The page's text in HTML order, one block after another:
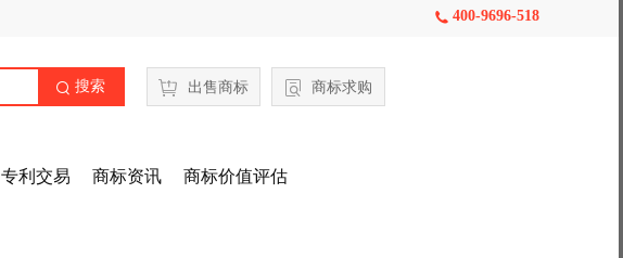
 400-9696-518
 搜索 出售商标 商标求购
专利交易 商标资讯 商标价值评估